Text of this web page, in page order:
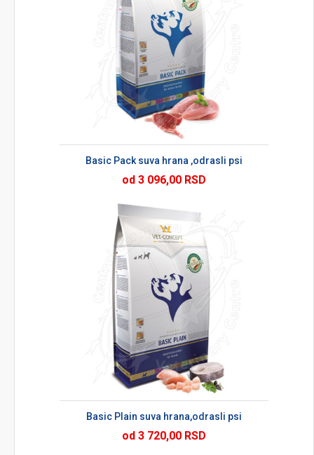
Basic Pack suva hrana ,odrasli psi
od 3 096,00 RSD
Basic Plain suva hrana,odrasli psi
od 3 720,00 RSD